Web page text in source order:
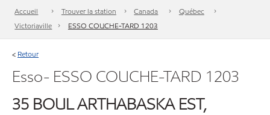
Accueil Trouver la station Canada
Québec
Victoriaville
ESSO COUCHE-TARD 1203
< Retour
Esso- ESSO COUCHE-TARD 1203
35 BOUL ARTHABASKA EST,